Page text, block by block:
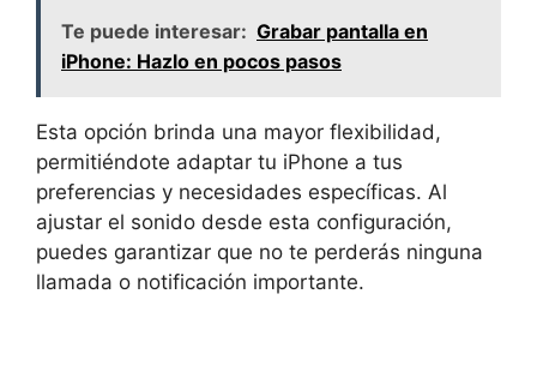
Te puede interesar: Grabar pantalla en
iPhone: Hazlo en pocos pasos
Esta opción brinda una mayor flexibilidad,
permitiéndote adaptar tu⁣ iPhone a tus
preferencias y necesidades específicas.​ Al
ajustar el‌ sonido desde esta configuración,
puedes garantizar que no te perderás ninguna
llamada o notificación importante.